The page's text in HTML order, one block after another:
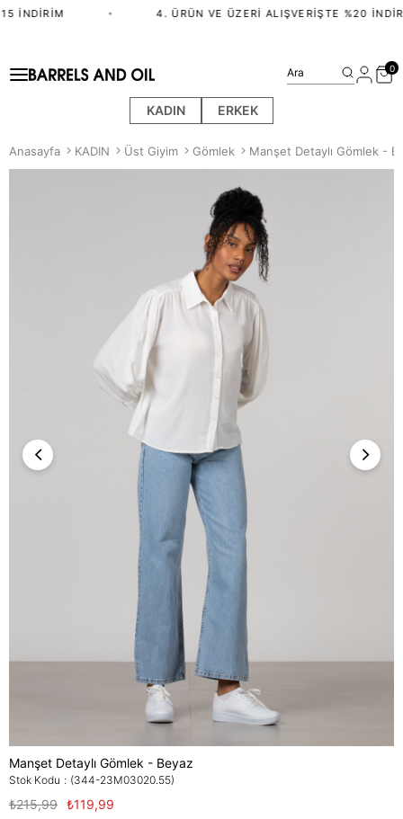
İNDIRIM 4. ÜRÜN VE ÜZERI ALIŞVERIŞTE %20
KADIN ERKEK
Ara 0
Anasayfa KADIN Üst Giyim Gömlek Manşet Detaylı Gömlek -
Manşet Detaylı Gömlek - Beyaz
Stok Kodu (344-23M03020.55)
₺215,99 ₺119,99